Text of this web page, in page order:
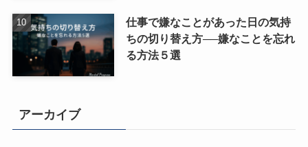
仕事で嫌なことがあった日の気持
ちの切り替え方──嫌なことを忘れ
る方法５選
アーカイブ